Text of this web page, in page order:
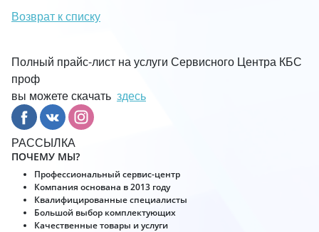
Возврат к списку
Полный прайс-лист на услуги Сервисного Центра КБС
проф
вы можете скачать здесь
РАССЫЛКА
ПОЧЕМУ МЫ?
Профессиональный сервис-центр
Компания основана в 2013 году
Квалифицированные специалисты
Большой выбор комплектующих
Качественные товары и услуги